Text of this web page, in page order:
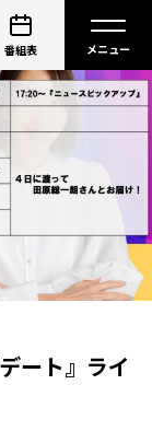
番組表
ート』ライ